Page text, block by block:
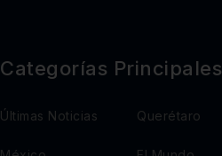
Categorías Principales
Últimas Noticias Querétaro